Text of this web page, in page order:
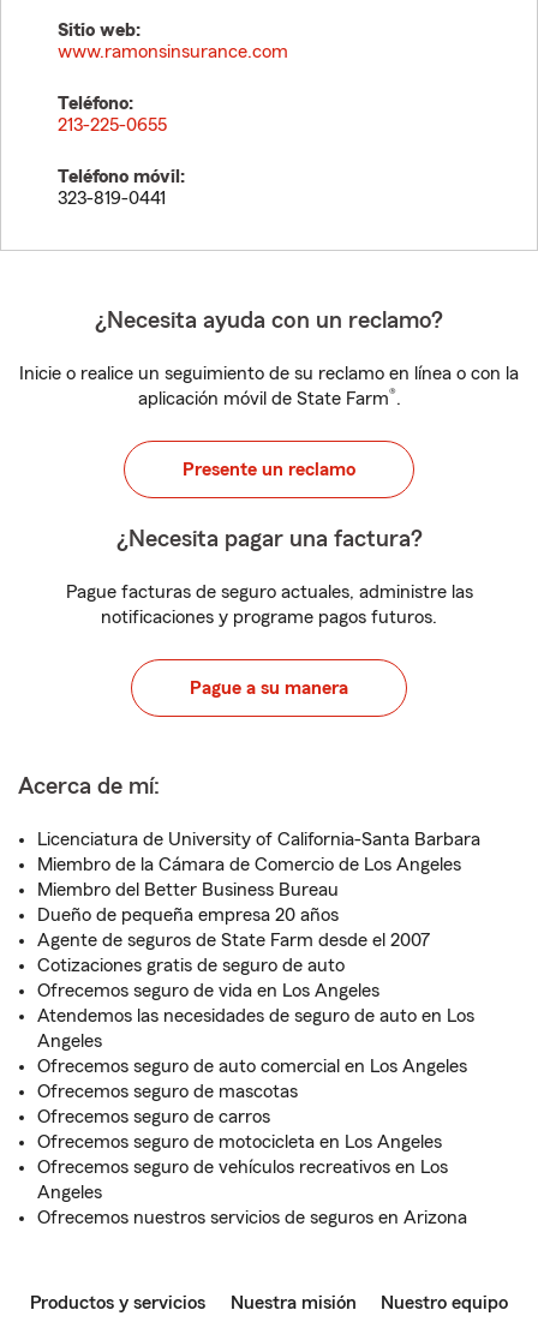
Sitio web:
www.ramonsinsurance.com
Teléfono:
213-225-0655
Teléfono móvil:
323-819-0441
¿Necesita ayuda con un reclamo?
Inicie o realice un seguimiento de su reclamo en línea o con la
aplicación móvil de State Farm®.
Presente un reclamo
¿Necesita pagar una factura?
Pague facturas de seguro actuales, administre las
notificaciones y programe pagos futuros.
Pague a su manera
Acerca de mí:
Licenciatura de University of California-Santa Barbara
Miembro de la Cámara de Comercio de Los Angeles
Miembro del Better Business Bureau
Dueño de pequeña empresa 20 años
Agente de seguros de State Farm desde el 2007
Cotizaciones gratis de seguro de auto
Ofrecemos seguro de vida en Los Angeles
Atendemos las necesidades de seguro de auto en Los
Angeles
Ofrecemos seguro de auto comercial en Los Angeles
Ofrecemos seguro de mascotas
Ofrecemos seguro de carros
Ofrecemos seguro de motocicleta en Los Angeles
Ofrecemos seguro de vehículos recreativos en Los
Angeles
Ofrecemos nuestros servicios de seguros en Arizona
Productos y servicios Nuestra misión Nuestro equipo